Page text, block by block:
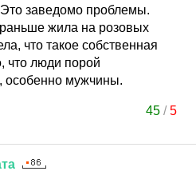
заведомо проблемы.
жила на розовых
что такое собственная
что люди порой
особенно мужчины.
45 /5